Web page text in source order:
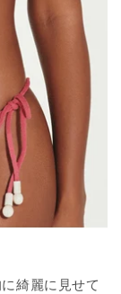
綺麗に見せて